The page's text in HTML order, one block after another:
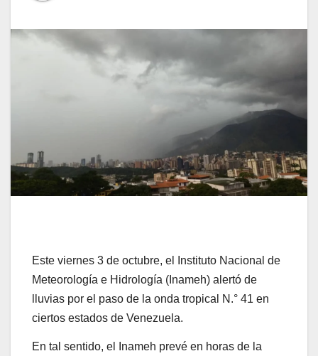
Este viernes 3 de octubre, el Instituto Nacional de
Meteorología e Hidrología (Inameh) alertó de
lluvias por el paso de la onda tropical N.° 41 en
ciertos estados de Venezuela.
En tal sentido, el Inameh prevé en horas de la